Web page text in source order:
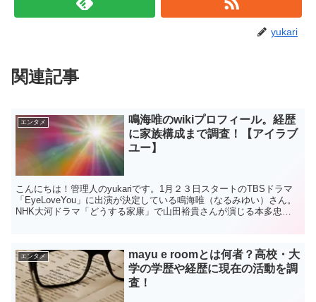
yukari
関連記事
エンタメ
鳴海唯のwikiプロフィール。経歴
に家族構成まで調査！【アイラブ
ユー】
こんにちは！管理人のyukariです。1月２３日スタートのTBSドラマ
「EyeLoveYou」に出演が決定している鳴海唯（なるみゆい）さん。
NHK大河ドラマ「どうする家康」で山田裕貴さんが演じる本多忠勝
エンタメ
mayu e roomとは何者？高校・大
学の学歴や経歴に現在の活動を調
査！